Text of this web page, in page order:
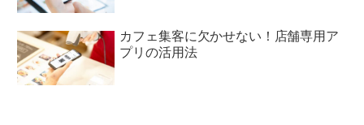
カフェ集客に欠かせない！店舗専用ア
プリの活用法